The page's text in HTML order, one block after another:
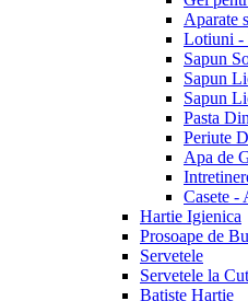
Aparate
Lotiuni -
Sapun
Sapun
Sapun
Pasta
Periute
Apa de
Casete -
Hartie Igienica
Prosoape de
Servetele
Servetele la
Batiste Hartie